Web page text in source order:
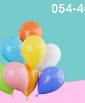
054-